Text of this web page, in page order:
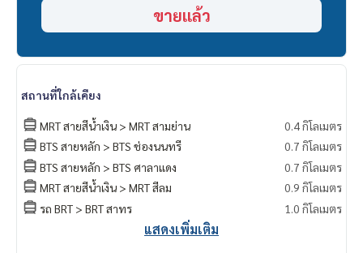
ขายแล้ว
สถานที่ใกล้เคียง
MRT สายสีน้ำเงิน > MRT สามย่าน
0.4 กิโลเมตร
BTS สายหลัก > BTS ช่องนนทรี
0.7 กิโลเมตร
BTS สายหลัก > BTS ศาลาแดง
0.7 กิโลเมตร
MRT สายสีน้ำเงิน > MRT สีลม
0.9 กิโลเมตร
รถ BRT > BRT สาทร
1.0 กิโลเมตร
แสดงเพิ่มเติม